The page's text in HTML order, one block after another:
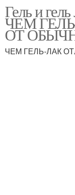
Гель и
ЧЕМ
ОТ
ЧЕМ ГЕЛЬ-ЛАК